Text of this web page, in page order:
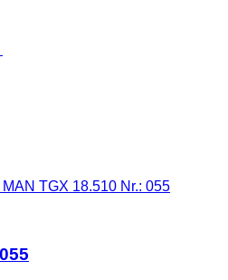
MAN TGX 18.510 Nr.: 055